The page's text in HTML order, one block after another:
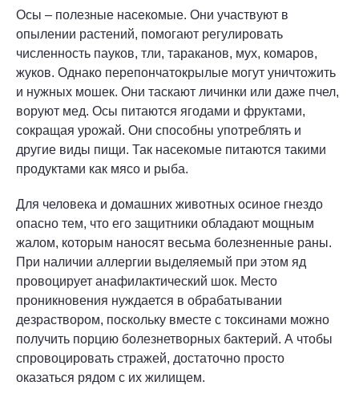
Осы – полезные насекомые. Они участвуют в
опылении растений, помогают регулировать
численность пауков, тли, тараканов, мух, комаров,
жуков. Однако перепончатокрылые могут уничтожить
и нужных мошек. Они таскают личинки или даже пчел,
воруют мед. Осы питаются ягодами и фруктами,
сокращая урожай. Они способны употреблять и
другие виды пищи. Так насекомые питаются такими
продуктами как мясо и рыба.
Для человека и домашних животных осиное гнездо
опасно тем, что его защитники обладают мощным
жалом, которым наносят весьма болезненные раны.
При наличии аллергии выделяемый при этом яд
провоцирует анафилактический шок. Место
проникновения нуждается в обрабатывании
дезраствором, поскольку вместе с токсинами можно
получить порцию болезнетворных бактерий. А чтобы
спровоцировать стражей, достаточно просто
оказаться рядом с их жилищем.